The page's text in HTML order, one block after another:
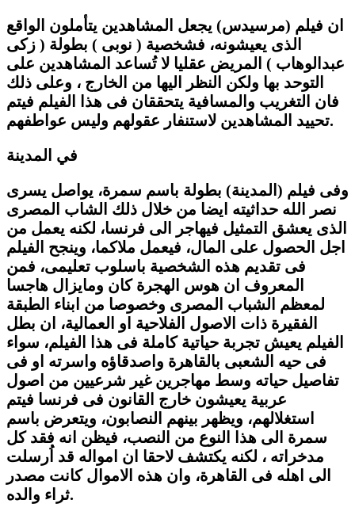
ان فيلم (مرسيدس) يجعل المشاهدين يتأملون الواقع
الذى يعيشونه، فشخصية ( نوبى ) بطولة ( زكى
عبدالوهاب ) المريض عقليا لا تُساعد المشاهدين على
التوحد بها ولكن النظر اليها من الخارج ، وعلى ذلك
فان التغريب والمسافية يتحققان فى هذا الفيلم فيتم
تحييد المشاهدين لاستنفار عقولهم وليس عواطفهم.
في المدينة
وفى فيلم (المدينة) بطولة باسم سمرة، يواصل يسرى
نصر الله حداثيته ايضا من خلال ذلك الشاب المصرى
الذى يعشق التمثيل فيهاجر الى فرنسا، لكنه يعمل من
اجل الحصول على المال، فيعمل ملاكما، وينجح الفيلم
فى تقديم هذه الشخصية باسلوب تعليمى، فمن
المعروف ان هوس الهجرة كان ومايزال هاجسا
لمعظم الشباب المصرى وخصوصا من ابناء الطبقة
الفقيرة ذات الاصول الفلاحية او العمالية، ان بطل
الفيلم يعيش تجربة حياتية كاملة فى هذا الفيلم، سواء
فى حيه الشعبى بالقاهرة واصدقاؤه واسرته او فى
تفاصيل حياته وسط مهاجرين غير شرعيين من اصول
عربية يعيشون خارج القانون فى فرنسا فيتم
استغلالهم، ويظهر بينهم النصابون، ويتعرض باسم
سمرة الى هذا النوع من النصب، فيظن انه فقد كل
مدخراته ، لكنه يكتشف لاحقا ان امواله قد اُرسلت
الى اهله فى القاهرة، وان هذه الاموال كانت مصدر
ثراء والده.